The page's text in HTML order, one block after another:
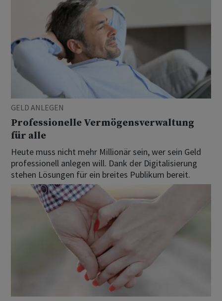
GELD ANLEGEN
Professionelle Vermögensverwaltung
für alle
Heute muss nicht mehr Millionär sein, wer sein Geld
professionell anlegen will. Dank der Digitalisierung
stehen Lösungen für ein breites Publikum bereit.